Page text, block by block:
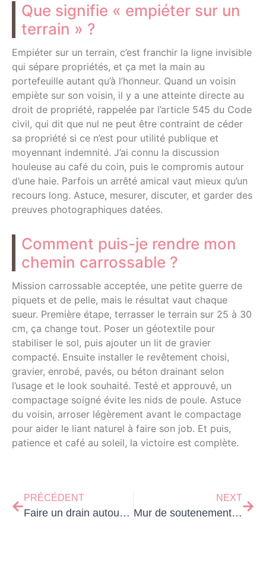
Que signifie « empiéter sur un
terrain » ?
Empiéter sur un terrain, c’est franchir la ligne invisible
qui sépare propriétés, et ça met la main au
portefeuille autant qu’à l’honneur. Quand un voisin
empiète sur son voisin, il y a une atteinte directe au
droit de propriété, rappelée par l’article 545 du Code
civil, qui dit que nul ne peut être contraint de céder
sa propriété si ce n’est pour utilité publique et
moyennant indemnité. J’ai connu la discussion
houleuse au café du coin, puis le compromis autour
d’une haie. Parfois un arrêté amical vaut mieux qu’un
recours long. Astuce, mesurer, discuter, et garder des
preuves photographiques datées.
Comment puis-je rendre mon
chemin carrossable ?
Mission carrossable acceptée, une petite guerre de
piquets et de pelle, mais le résultat vaut chaque
sueur. Première étape, terrasser le terrain sur 25 à 30
cm, ça change tout. Poser un géotextile pour
stabiliser le sol, puis ajouter un lit de gravier
compacté. Ensuite installer le revêtement choisi,
gravier, enrobé, pavés, ou béton drainant selon
l’usage et le look souhaité. Testé et approuvé, un
compactage soigné évite les nids de poule. Astuce
du voisin, arroser légèrement avant le compactage
pour aider le liant naturel à faire son job. Et puis,
patience et café au soleil, la victoire est complète.
PRÉCÉDENT
Faire un drain autour de la maison : le faire soi‑même ?
NEXT
Mur de soutenement pour terrain en pente : le matériau le plus rentable ?